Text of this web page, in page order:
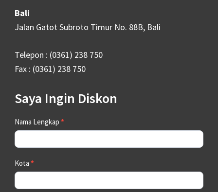
Bali
Jalan Gatot Subroto Timur No. 88B, Bali
Telepon : (0361) 238 750
Fax : (0361) 238 750
Saya Ingin Diskon
Contact
Us
Nama Lengkap *
Kota *